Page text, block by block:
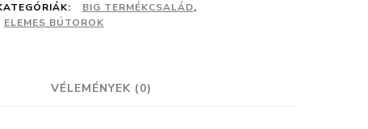
BIG TERMÉKCSALÁD,
ELEMES BÚTOROK
VÉLEMÉNYEK (0)